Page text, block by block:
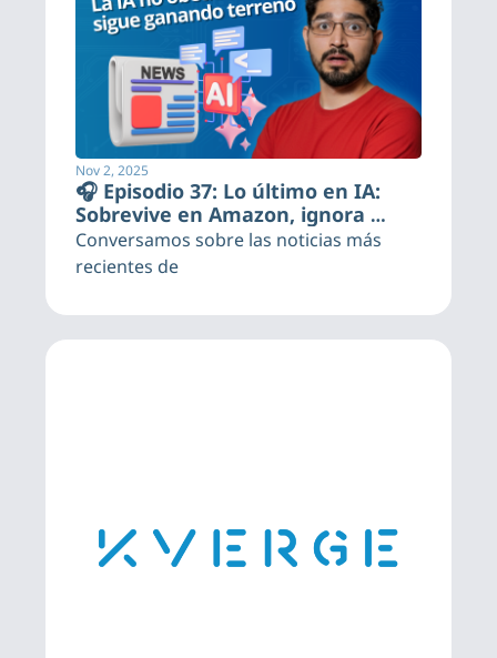
Nov 2, 2025
🎧 Episodio 37: Lo último en IA:
Sobrevive en Amazon, ignora
órdenes humanas y se impulsa en
México
Conversamos sobre las noticias más